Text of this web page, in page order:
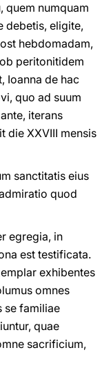
quem numquam
debetis, eligite,
hebdomadam,
peritonitidem
Ioanna de hac
quo ad suum
iterans
die XXVIII mensis
sanctitatis eius
quod
egregia, in
est testificata.
exhibentes
omnes
se familiae
quae
sacrificium,